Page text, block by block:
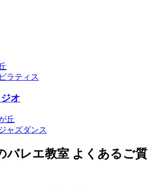
ピラティス
オ
丘
ジャズダンス
バレエ教室 よくあるご質